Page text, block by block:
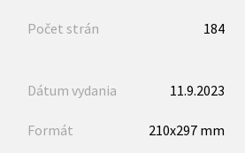
Počet strán 184
Dátum vydania 11.9.2023
Formát 210x297 mm